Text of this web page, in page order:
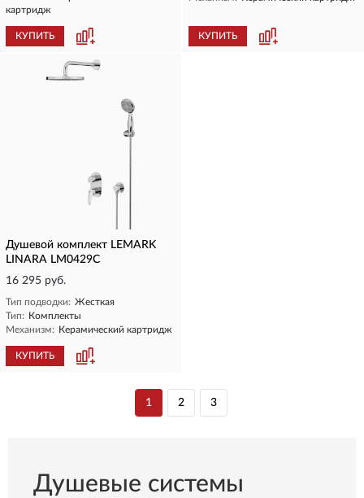
картридж
КУПИТЬ КУПИТЬ
Душевой комплект LEMARK
LINARA LM0429C
16 295 руб.
Тип подводки: Жесткая
Тип: Комплекты
Механизм: Керамический картридж
КУПИТЬ
1 2 3
Душевые системы